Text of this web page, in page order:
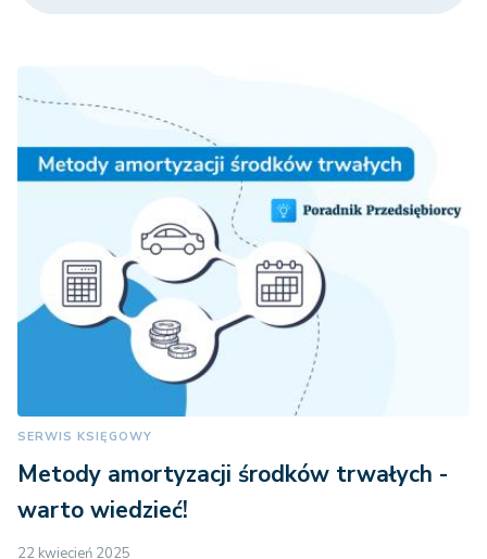
SERWIS KSIĘGOWY
Metody amortyzacji środków trwałych -
warto wiedzieć!
22 kwiecień 2025